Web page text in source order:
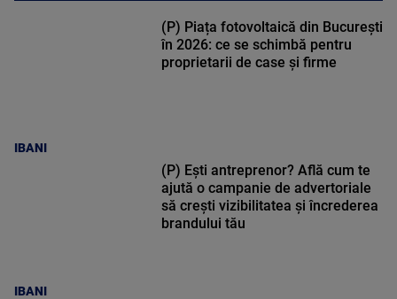
IBANI
(P) Piața fotovoltaică din București
în 2026: ce se schimbă pentru
proprietarii de case și firme
IBANI
(P) Ești antreprenor? Află cum te
ajută o campanie de advertoriale
să crești vizibilitatea și încrederea
brandului tău